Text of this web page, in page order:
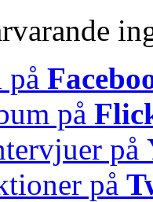
på
på
på